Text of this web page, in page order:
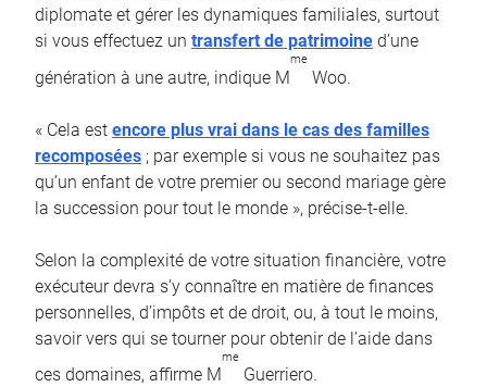
diplomate et gérer les dynamiques familiales, surtout
si vous effectuez un transfert de patrimoine d’une
génération à une autre, indique M
me
Woo.
« Cela est encore plus vrai dans le cas des familles
recomposées ; par exemple si vous ne souhaitez pas
qu’un enfant de votre premier ou second mariage gère
la succession pour tout le monde », précise-t-elle.
Selon la complexité de votre situation financière, votre
exécuteur devra s’y connaître en matière de finances
personnelles, d’impôts et de droit, ou, à tout le moins,
savoir vers qui se tourner pour obtenir de l’aide dans
ces domaines, affirme M
me
Guerriero.